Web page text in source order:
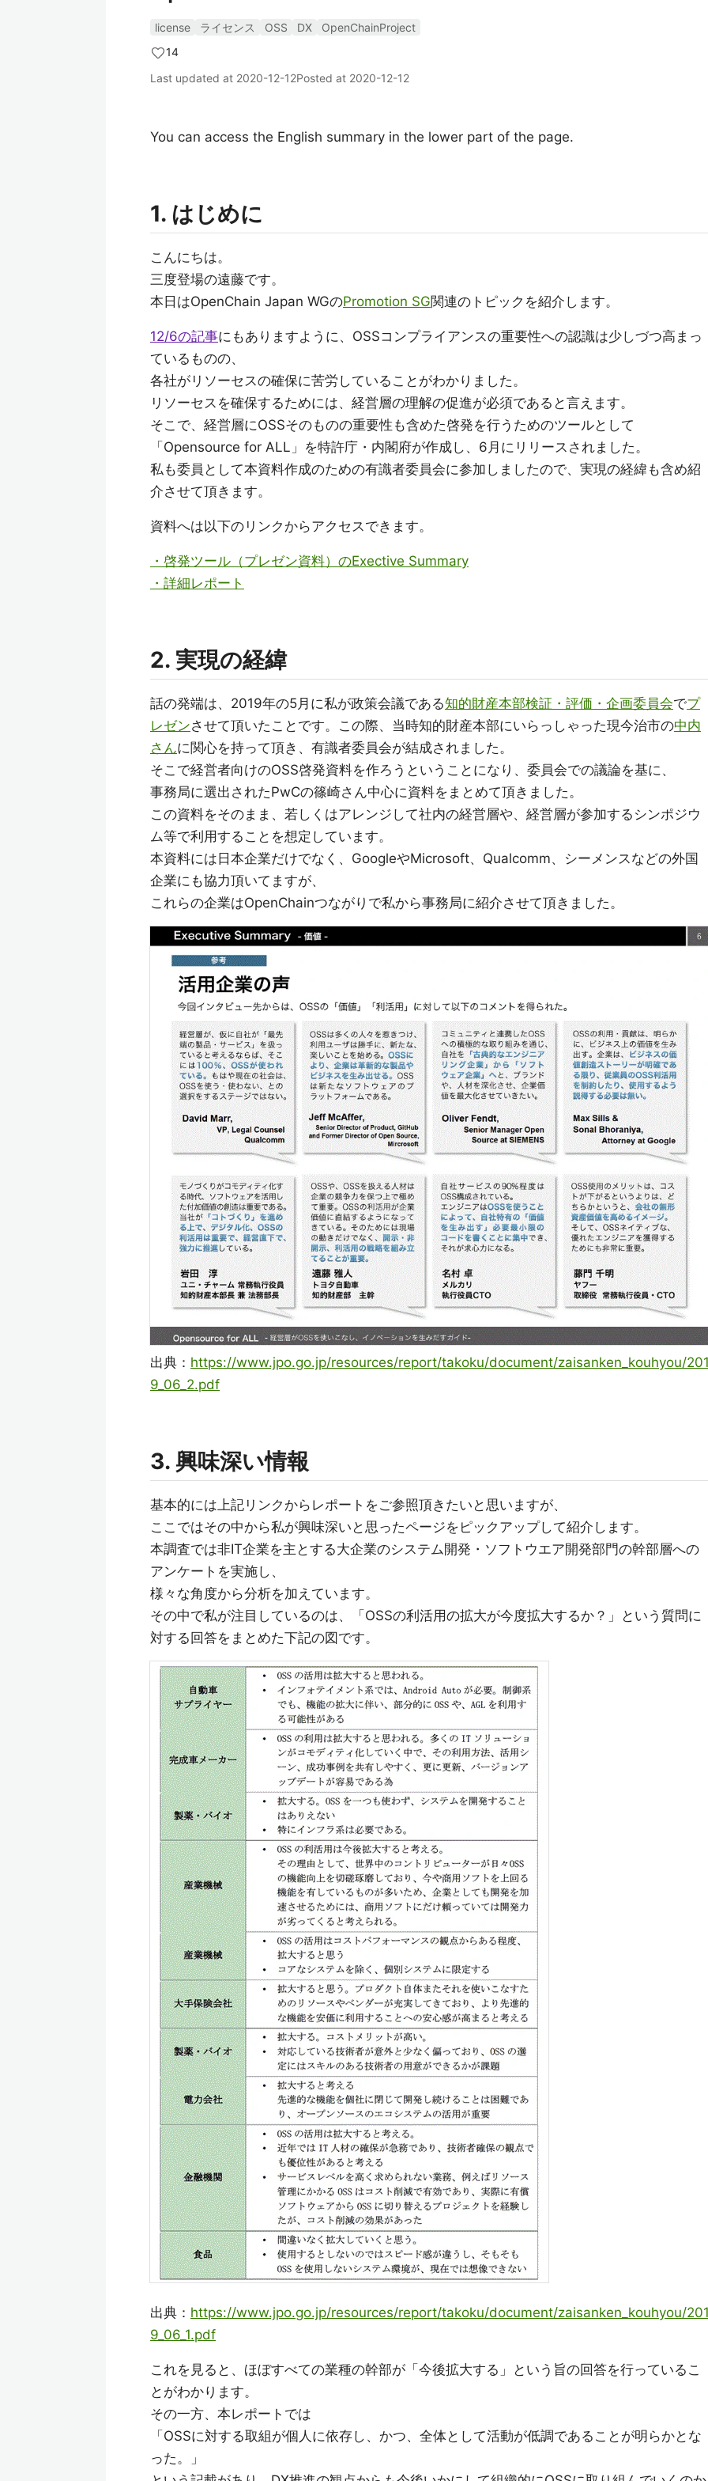
license ライセンス OSS DX
OpenChainProject
14
Last updated at 2020-12-12Posted at 2020-12-12
You can access the English summary in the lower part of the page.
1. はじめに
こんにちは。
三度登場の遠藤です。
本日はOpenChain Japan WGのPromotion SG関連のトピックを紹介します。
12/6の記事にもありますように、OSSコンプライアンスの重要性への認識は少しづつ高まっ
ているものの、
各社がリソーセスの確保に苦労していることがわかりました。
リソーセスを確保するためには、経営層の理解の促進が必須であると言えます。
そこで、経営層にOSSそのものの重要性も含めた啓発を行うためのツールとして
「Opensource for ALL」を特許庁・内閣府が作成し、6月にリリースされました。
私も委員として本資料作成のための有識者委員会に参加しましたので、実現の経緯も含め紹
介させて頂きます。
資料へは以下のリンクからアクセスできます。
・啓発ツール（プレゼン資料）のExective Summary
・詳細レポート
2. 実現の経緯
話の発端は、2019年の5月に私が政策会議である知的財産本部検証・評価・企画委員会でプ
レゼンさせて頂いたことです。この際、当時知的財産本部にいらっしゃった現今治市の中内
さんに関心を持って頂き、有識者委員会が結成されました。
そこで経営者向けのOSS啓発資料を作ろうということになり、委員会での議論を基に、
事務局に選出されたPwCの篠崎さん中心に資料をまとめて頂きました。
この資料をそのまま、若しくはアレンジして社内の経営層や、経営層が参加するシンポジウ
ム等で利用することを想定しています。
本資料には日本企業だけでなく、GoogleやMicrosoft、Qualcomm、シーメンスなどの外国
企業にも協力頂いてますが、
これらの企業はOpenChainつながりで私から事務局に紹介させて頂きました。
出典： https://www.jpo.go.jp/resources/report/takoku/document/zaisanken_kouhyou/
9_06_2.pdf
3. 興味深い情報
基本的には上記リンクからレポートをご参照頂きたいと思いますが、
ここではその中から私が興味深いと思ったページをピックアップして紹介します。
本調査では非IT企業を主とする大企業のシステム開発・ソフトウエア開発部門の幹部層への
アンケートを実施し、
様々な角度から分析を加えています。
その中で私が注目しているのは、「OSSの利活用の拡大が今度拡大するか？」という質問に
対する回答をまとめた下記の図です。
出典： https://www.jpo.go.jp/resources/report/takoku/document/zaisanken_kouhyou/
9_06_1.pdf
これを見ると、ほぼすべての業種の幹部が「今後拡大する」という旨の回答を行っているこ
とがわかります。
その一方、本レポートでは
「OSSに対する取組が個人に依存し、かつ、全体として活動が低調であることが明らかとな
った。」